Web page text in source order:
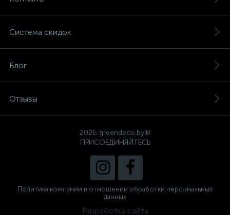
Система скидок
Блог
Отзывы
2026 greendeco.by®
ПРИСОЕДИНЯЙТЕСЬ
Политика компании в отношении обработки персональных
данных
Разработка сайта